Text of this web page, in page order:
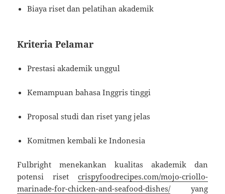
Biaya riset dan pelatihan akademik
Kriteria Pelamar
Prestasi akademik unggul
Kemampuan bahasa Inggris tinggi
Proposal studi dan riset yang jelas
Komitmen kembali ke Indonesia
Fulbright menekankan kualitas akademik dan
potensi riset crispyfoodrecipes.com/mojo-criollo-
marinade-for-chicken-and-seafood-dishes/yang